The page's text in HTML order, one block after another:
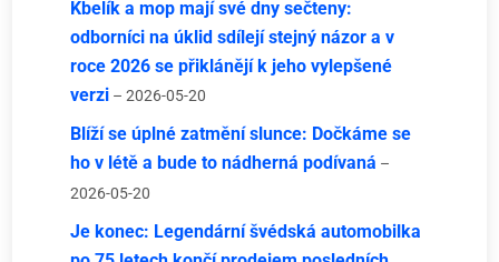
Kbelík a mop mají své dny sečteny:
odborníci na úklid sdílejí stejný názor a v
roce 2026 se přiklánějí k jeho vylepšené
verzi – 2026-05-20
Blíží se úplné zatmění slunce: Dočkáme se
ho v létě a bude to nádherná podívaná –
2026-05-20
Je konec: Legendární švédská automobilka